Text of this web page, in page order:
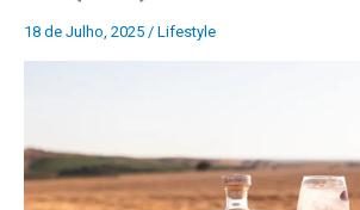
18 de Julho, 2025 / Lifestyle